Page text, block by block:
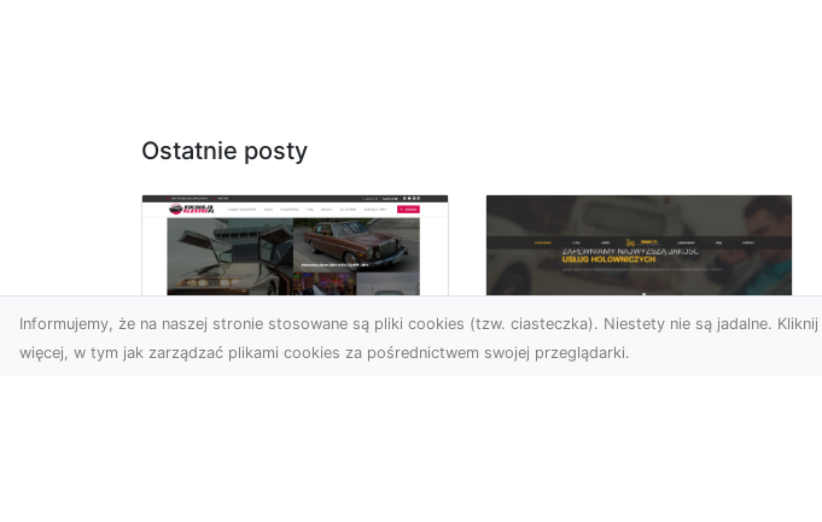
Ostatnie posty
Informujemy, że na naszej stronie stosowane są pliki cookies (tzw. ciasteczka). Niestety nie są jadalne. Kliknij
więcej, w tym jak zarządzać plikami cookies za pośrednictwem swojej przeglądarki.